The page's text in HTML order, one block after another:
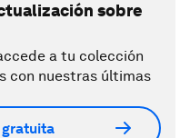
sobre
a tu colección
con nuestras últimas